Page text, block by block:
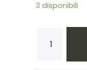
3 disponibili